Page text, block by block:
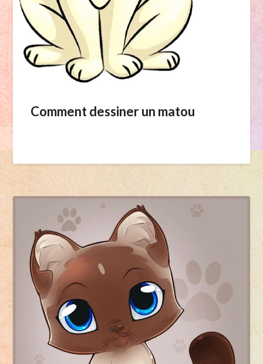
Comment dessiner un matou